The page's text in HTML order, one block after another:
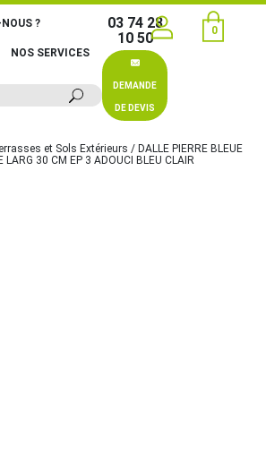
?
NOS SERVICES
03 74 28
10 50
DEMANDE
DE DEVIS
0
et Sols Extérieurs / DALLE PIERRE BLEUE
LARG 30 CM EP 3 ADOUCI BLEU CLAIR